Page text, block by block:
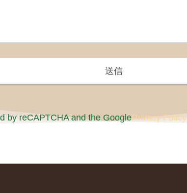
by reCAPTCHA and the GooglePrivacy Policy